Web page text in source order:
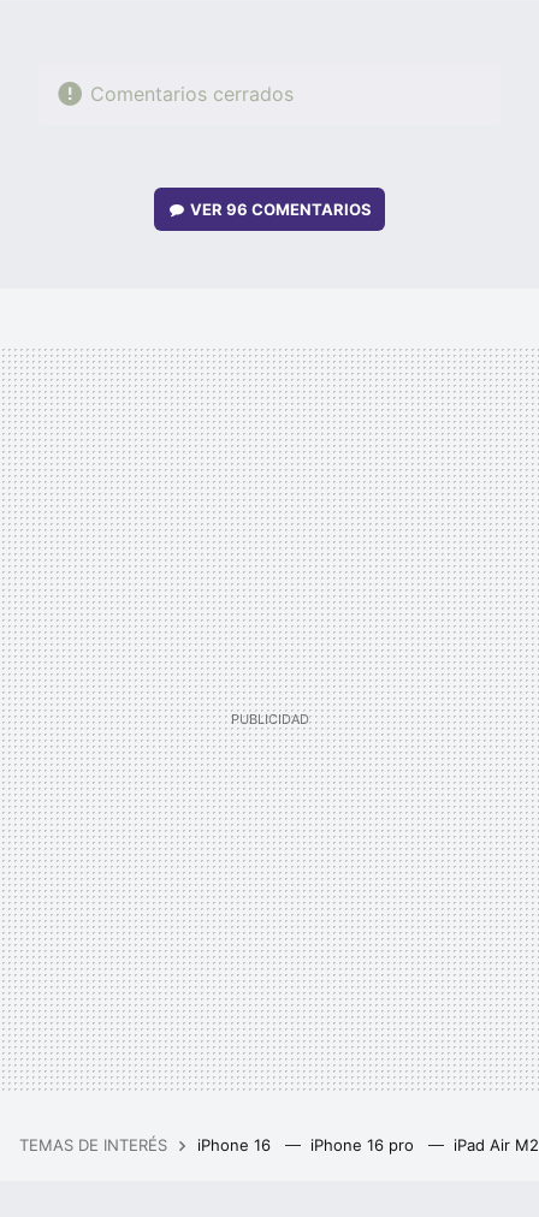
Comentarios cerrados
VER96 COMENTARIOS
TEMAS DE INTERÉS iPhone 16 iPhone 16 pro iPad Air